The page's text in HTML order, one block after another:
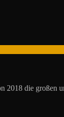
2018 die